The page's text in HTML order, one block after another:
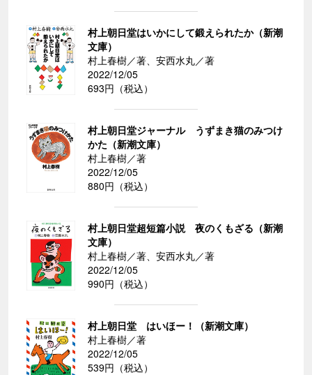
村上朝日堂はいかにして鍛えられたか（新潮
文庫）
村上春樹／著、安西水丸／著
2022/12/05
693円（税込）
村上朝日堂ジャーナル うずまき猫のみつけ
かた（新潮文庫）
村上春樹／著
2022/12/05
880円（税込）
村上朝日堂超短篇小説 夜のくもざる（新潮
文庫）
村上春樹／著、安西水丸／著
2022/12/05
990円（税込）
村上朝日堂 はいほー！（新潮文庫）
村上春樹／著
2022/12/05
539円（税込）